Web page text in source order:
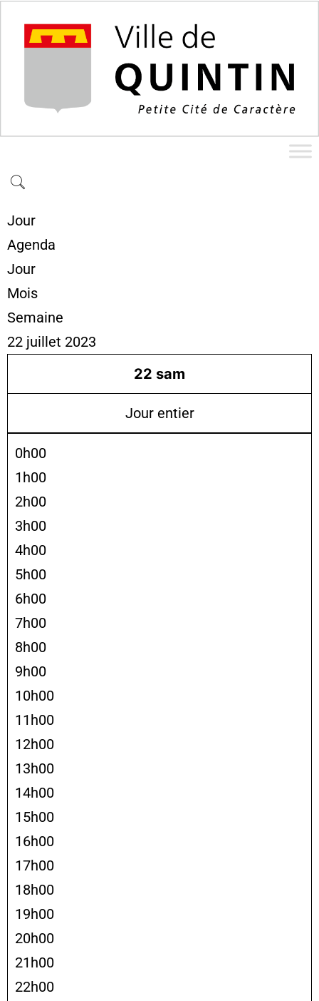
Jour
Agenda
Jour
Mois
Semaine
22 juillet 2023
22 sam
Jour entier
0h00
1h00
2h00
3h00
4h00
5h00
6h00
7h00
8h00
9h00
10h00
11h00
12h00
13h00
14h00
15h00
16h00
17h00
18h00
19h00
20h00
21h00
22h00